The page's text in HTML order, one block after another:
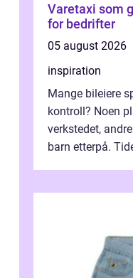
Varetaxi som
for bedrifter
05 august 2026
inspiration
Mange bileiere
kontroll? Noen
verkstedet,
barn etterpå.